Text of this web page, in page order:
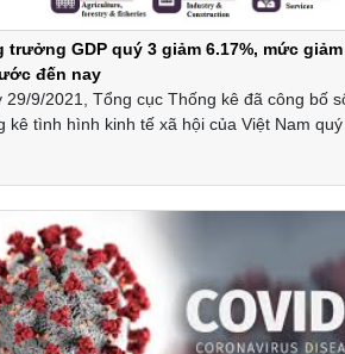
trưởng GDP quý 3 giảm 6.17%, mức
đến nay
29/9/2021, Tổng cục Thống kê đã công bố
kê tình hình kinh tế xã hội của Việt Nam